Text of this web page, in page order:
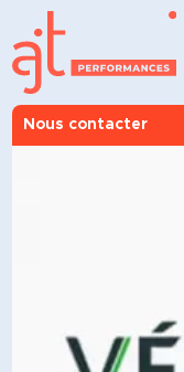
Nous contacter
AJT Performances>